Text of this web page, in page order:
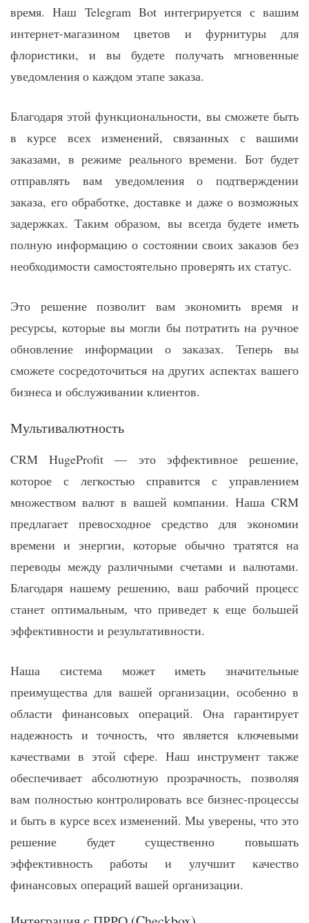
время. Наш Telegram Bot интегрируется с вашим
интернет-магазином цветов и фурнитуры для
флористики, и вы будете получать мгновенные
уведомления о каждом этапе заказа.
Благодаря этой функциональности, вы сможете быть
в курсе всех изменений, связанных с вашими
заказами, в режиме реального времени. Бот будет
отправлять вам уведомления о подтверждении
заказа, его обработке, доставке и даже о возможных
задержках. Таким образом, вы всегда будете иметь
полную информацию о состоянии своих заказов без
необходимости самостоятельно проверять их статус.
Это решение позволит вам экономить время и
ресурсы, которые вы могли бы потратить на ручное
обновление информации о заказах. Теперь вы
сможете сосредоточиться на других аспектах вашего
бизнеса и обслуживании клиентов.
Мультивалютность
CRM HugeProfit — это эффективное решение,
которое с легкостью справится с управлением
множеством валют в вашей компании. Наша CRM
предлагает превосходное средство для экономии
времени и энергии, которые обычно тратятся на
переводы между различными счетами и валютами.
Благодаря нашему решению, ваш рабочий процесс
станет оптимальным, что приведет к еще большей
эффективности и результативности.
Наша система может иметь значительные
преимущества для вашей организации, особенно в
области финансовых операций. Она гарантирует
надежность и точность, что является ключевыми
качествами в этой сфере. Наш инструмент также
обеспечивает абсолютную прозрачность, позволяя
вам полностью контролировать все бизнес-процессы
и быть в курсе всех изменений. Мы уверены, что это
решение будет существенно повышать
эффективность работы и улучшит качество
финансовых операций вашей организации.